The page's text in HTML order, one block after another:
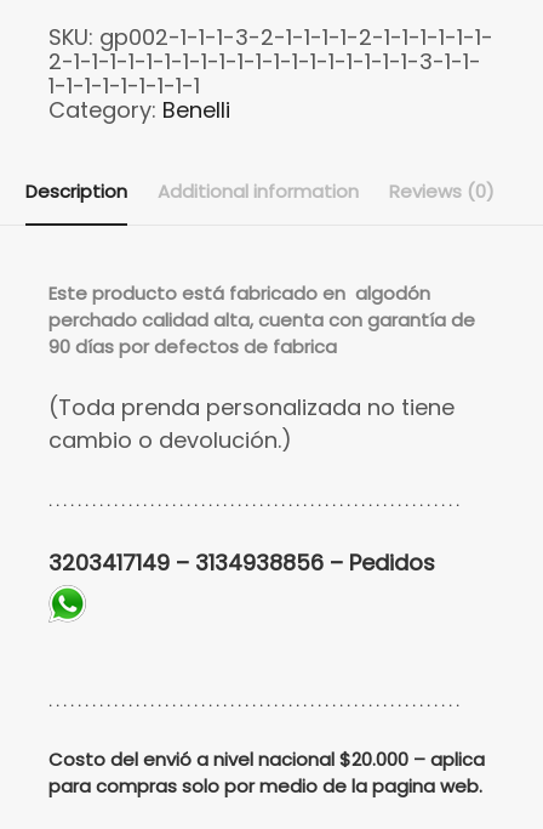
quantity
SKU: gp002-1-1-1-3-2-1-1-1-1-2-1-1-1-1-1-1-
2-1-1-1-1-1-1-1-1-1-1-1-1-1-1-1-1-1-1-1-3-1-1-
1-1-1-1-1-1-1-1-1
Category: Benelli
Description Additional information Reviews (0)
Esteproducto está fabricado en algodón
perchado calidad alta, cuenta con garantía de
90 días por defectos de fabrica
(Toda prenda personalizada no tiene
cambio o devolución.)
. . . . . . . . . . . . . . . . . . . . . . . . . . . . . . . . . . . . . . . . . . . . . . . . . . . . . . . . .
3203417149 – 3134938856 – Pedidos
. . . . . . . . . . . . . . . . . . . . . . . . . . . . . . . . . . . . . . . . . . . . . . . . . . . . . . . . .
Costo del envió a nivel nacional $20.000 – aplica
para compras solo por medio de la pagina web.